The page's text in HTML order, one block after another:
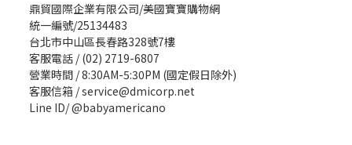
鼎貿國際企業有限公司/美國寶寶購物網
統一編號/25134483
台北市中山區長春路328號7樓
客服電話 / (02) 2719-6807
營業時間 / 8:30AM-5:30PM (國定假日除外)
客服信箱 / service@dmicorp.net
Line ID/ @babyamericano